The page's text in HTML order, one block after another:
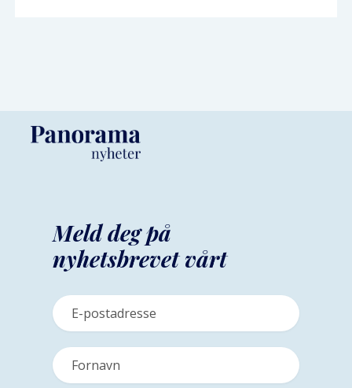
Meld deg på
nyhetsbrevet vårt